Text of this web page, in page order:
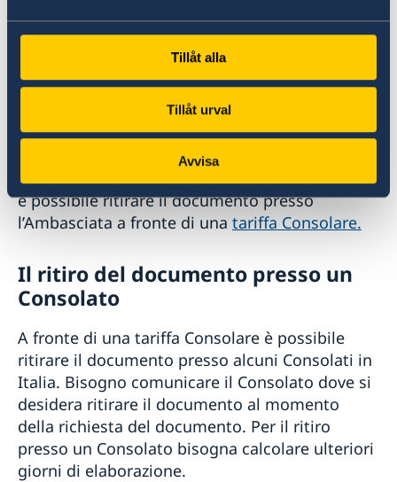
Tillåt alla
Tillåt urval
Avvisa
ore 16:00 e di giovedì dalle ore 11:00 alle ore
13:00. Al ritiro bisogna portare il
passaporto/carta d'identità vecchio, se
scaduto, anche un documento di identità
Se la domanda è stata presentata presso
un’altra Ambasciata o preso la Polizia in Svezia,
è possibile ritirare il documento presso
l’Ambasciata a fronte di una tariffa Consolare.
Il ritiro del documento presso un
Consolato
A fronte di una tariffa Consolare è possibile
ritirare il documento presso alcuni Consolati in
Italia. Bisogno comunicare il Consolato dove si
desidera ritirare il documento al momento
della richiesta del documento. Per il ritiro
presso un Consolato bisogna calcolare ulteriori
giorni di elaborazione.